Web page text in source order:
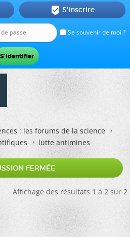
Se souvenir de moi ?
 S'inscrire
: les forums de la science
lutte antimines
FERMÉE
Affichage des résultats 1 à 2 sur 2